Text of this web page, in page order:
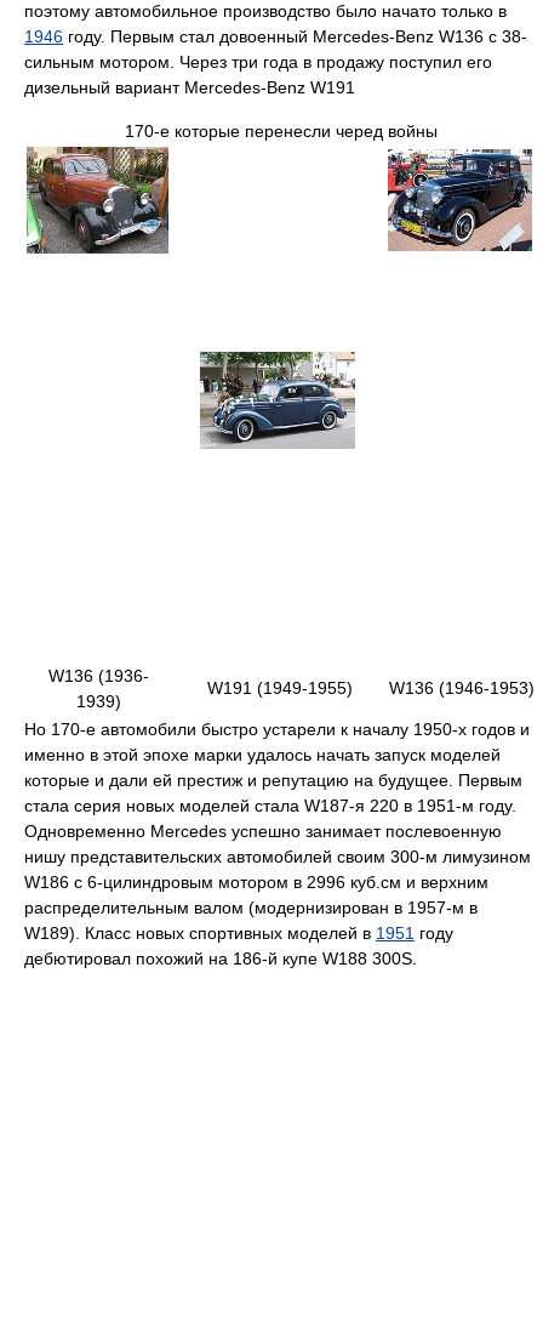
поэтому автомобильное производство было начато только в
1946 году. Первым стал довоенный Mercedes-Benz W136 с 38-
сильным мотором. Через три года в продажу поступил его
дизельный вариант Mercedes-Benz W191
170-е которые перенесли черед войны
W136 (1936-
1939)
W191 (1949-1955) W136 (1946-1953)
Но 170-е автомобили быстро устарели к началу 1950-х годов и
именно в этой эпохе марки удалось начать запуск моделей
которые и дали ей престиж и репутацию на будущее. Первым
стала серия новых моделей стала W187-я 220 в 1951-м году.
Одновременно Mercedes успешно занимает послевоенную
нишу представительских автомобилей своим 300-м лимузином
W186 с 6-цилиндровым мотором в 2996 куб.см и верхним
распределительным валом (модернизирован в 1957-м в
W189). Класс новых спортивных моделей в 1951 году
дебютировал похожий на 186-й купе W188 300S.